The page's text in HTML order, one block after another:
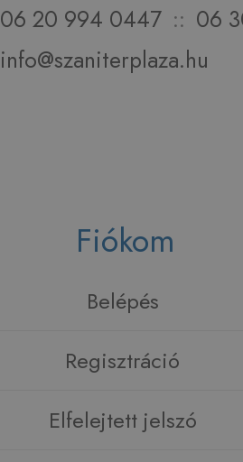
06 20 994 0447 :: 06
info@szaniterplaza.hu
Fiókom
Belépés
Regisztráció
Elfelejtett jelszó